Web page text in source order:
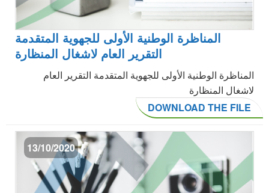
المناظرة الوطنية الأولى للجهوية المتقدمة
التقرير العام لاشغال المنظارة
المناظرة الوطنية الأولى للجهوية المتقدمة التقرير العام
لاشغال المنظارة
DOWNLOAD THE FILE
13/10/2020